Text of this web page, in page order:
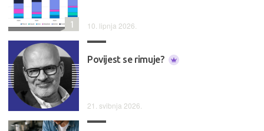
10. lipnja 2026.
1
Povijest se rimuje?
21. svibnja 2026.